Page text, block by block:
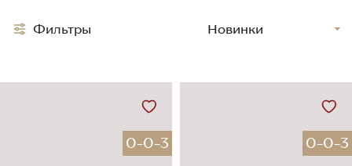
0-0-3 0-0-3
Фильтры